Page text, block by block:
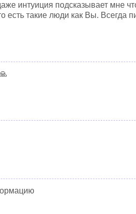
интуиция подсказывает мне
есть такие люди как Вы. Всегда